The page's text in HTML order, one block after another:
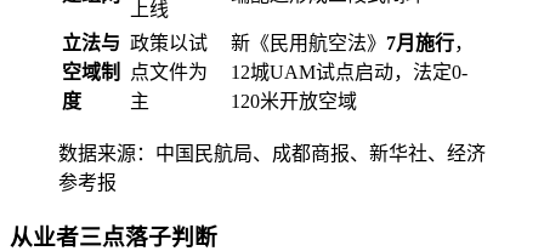
上线
立法与
空域制
度
政策以试
点文件为
主
新《民用航空法》 7月施行，
12城UAM试点启动，法定0-
120米开放空域
数据来源：中国民航局、成都商报、新华社、经济
参考报
从业者三点落子判断